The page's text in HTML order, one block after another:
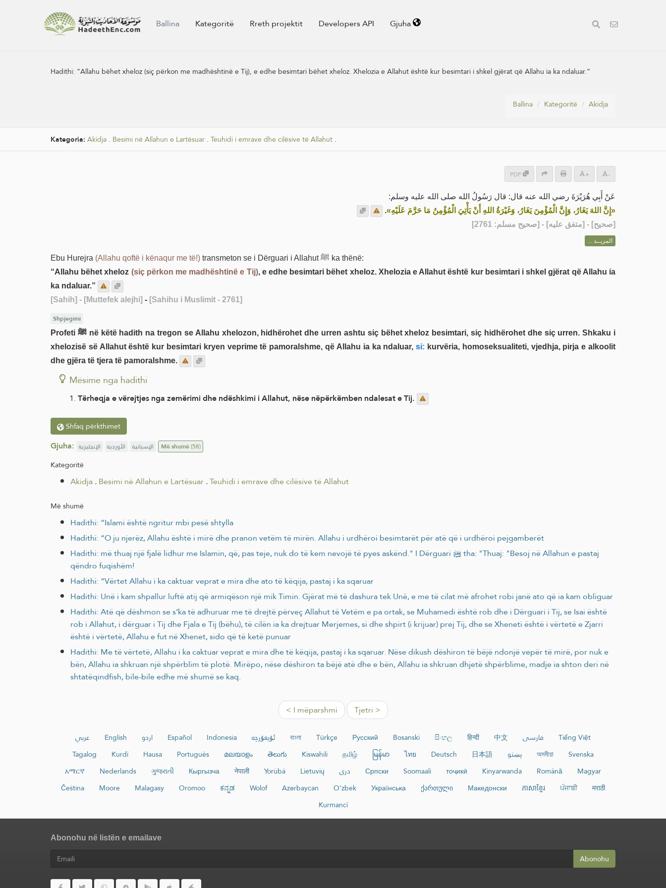
Ballina Kategoritë Rreth projektit Developers API Gjuha
Hadithi: “Allahu bëhet xheloz (siç përkon me madhështinë e Tij), e edhe besimtari bëhet xheloz. Xhelozia e Allahut është kur besimtari i shkel gjërat që Allahu ia ka ndaluar.”
Ballina Kategoritë Akidja
Kategoria: Akidja . Besimi në Allahun e Lartësuar . Teuhidi i emrave dhe cilësive të Allahut .
PDF + -
عَنْ أَبِي هُرَيْرَةَ رضي الله عنه قال: قال رَسُولُ الله صلى الله عليه وسلم:
«إِنَّ اللهَ يَغَارُ، وَإِنَّ الْمُؤْمِنَ يَغَارُ، وَغَيْرَةُ اللهِ أَنْ يَأْتِيَ الْمُؤْمِنُ مَا حَرَّمَ عَلَيْهِ».
[صحيح] - [متفق عليه] - [صحيح مسلم: 2761]
المزيــد ...
Ebu Hurejra (Allahu qoftë i kënaqur me të!)
transmeton se i Dërguari i Allahut ﷺ ka thënë:
“Allahu bëhet xheloz (siç përkon me madhështinë e Tij), e edhe besimtari bëhet xheloz. Xhelozia e Allahut është kur besimtari i shkel gjërat që Allahu ia
ka ndaluar.”
[Sahih] - [Muttefek alejhi] - [Sahihu i Muslimit - 2761]
Shpjegimi
Profeti ﷺ në këtë hadith na tregon se Allahu xhelozon, hidhërohet dhe urren ashtu siç bëhet xheloz besimtari, siç hidhërohet dhe siç urren. Shkaku i
xhelozisë së Allahut është kur besimtari kryen veprime të pamoralshme, që Allahu ia ka ndaluar, si: kurvëria, homoseksualiteti, vjedhja, pirja e alkoolit
dhe gjëra të tjera të pamoralshme.
Mësime nga hadithi
Tërheqja e vërejtjes nga zemërimi dhe ndëshkimi i Allahut, nëse nëpërkëmben ndalesat e Tij.
Shfaq përkthimet
Gjuha: الإنجليزية الأوردية الإسبانية Më shumë(58)
Kategoritë
Akidja.Besimi në Allahun e Lartësuar.Teuhidi i emrave dhe cilësive të Allahut
Më shumë
Hadithi: “Islami është ngritur mbi pesë shtylla
Hadithi: “O ju njerëz, Allahu është i mirë dhe pranon vetëm të mirën. Allahu i urdhëroi besimtarët për atë që i urdhëroi pejgamberët
Hadithi: më thuaj një fjalë lidhur me Islamin, që, pas teje, nuk do të kem nevojë të pyes askënd." I Dërguari ﷺ tha: "Thuaj: "Besoj në Allahun e pastaj
qëndro fuqishëm!
Hadithi: “Vërtet Allahu i ka caktuar veprat e mira dhe ato të këqija, pastaj i ka sqaruar
Hadithi: Unë i kam shpallur luftë atij që armiqëson një mik Timin. Gjërat më të dashura tek Unë, e me të cilat më afrohet robi janë ato që ia kam obliguar
Hadithi: Atë që dëshmon se s’ka të adhuruar me të drejtë përveç Allahut të Vetëm e pa ortak, se Muhamedi është rob dhe i Dërguari i Tij, se Isai është
rob i Allahut, i dërguar i Tij dhe Fjala e Tij (bëhu), të cilën ia ka drejtuar Merjemes, si dhe shpirt (i krijuar) prej Tij, dhe se Xheneti është i vërtetë e Zjarri
është i vërtetë, Allahu e fut në Xhenet, sido që të ketë punuar
Hadithi: Me të vërtetë, Allahu i ka caktuar veprat e mira dhe të këqija, pastaj i ka sqaruar. Nëse dikush dëshiron të bëjë ndonjë vepër të mirë, por nuk e
bën, Allahu ia shkruan një shpërblim të plotë. Mirëpo, nëse dëshiron ta bëjë atë dhe e bën, Allahu ia shkruan dhjetë shpërblime, madje ia shton deri në
shtatëqindfish, bile-bile edhe më shumë se kaq.
< I mëparshmi Tjetri >
عربي English اردو Español Indonesia ئۇيغۇرچە বাংলা Türkçe Русский Bosanski සිංහල हिन्दी 中文 فارسی
Tiếng Việt
Tagalog
Kurdî Hausa Português മലയാളം తెలుగు Kiswahili தமிழ் မြန်မာ ไทย Deutsch 日本語 پښتو অসমীয়া
Svenska
አማርኛ
Nederlands ગુજરાતી Кыргызча नेपाली Yorùbá Lietuvių دری Српски Soomaali тоҷикӣ Kinyarwanda Română
Magyar
Čeština
Moore Malagasy Oromoo ಕನ್ನಡ Wolof Azərbaycan O‘zbek Українська ქართული Македонски ភាសាខ្មែរ ਪੰਜਾਬੀ
मराठी
Kurmancî
Abonohu në listën e emailave
Abonohu